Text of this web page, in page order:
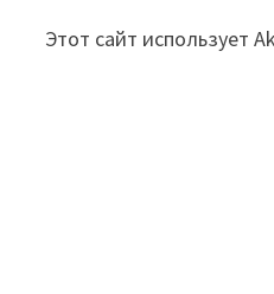
Этот сайт использует